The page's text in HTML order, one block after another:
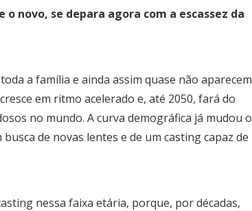
novo, se depara agora com a escassez da
a família e ainda assim quase não aparecem
em ritmo acelerado e, até 2050, fará do
no mundo. A curva demográfica já mudou o
de novas lentes e de um casting capaz de
nessa faixa etária, porque, por décadas,